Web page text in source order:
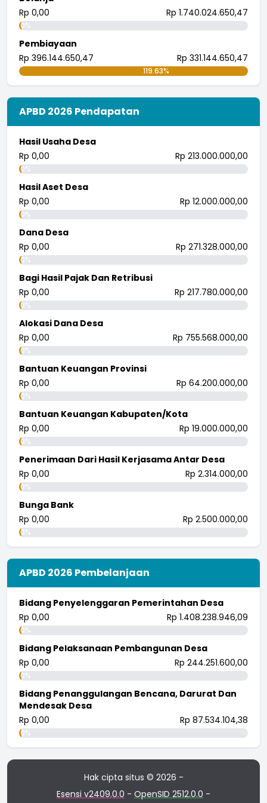
Rp 0,00
Rp 1.740.024.650,47
0%
Pembiayaan
Rp 396.144.650,47
Rp 331.144.650,47
119.63%
APBD 2026 Pendapatan
Hasil Usaha Desa
Rp 0,00
Rp 213.000.000,00
0%
Hasil Aset Desa
Rp 0,00
Rp 12.000.000,00
0%
Dana Desa
Rp 0,00
Rp 271.328.000,00
0%
Bagi Hasil Pajak Dan Retribusi
Rp 0,00
Rp 217.780.000,00
0%
Alokasi Dana Desa
Rp 0,00
Rp 755.568.000,00
0%
Bantuan Keuangan Provinsi
Rp 0,00
Rp 64.200.000,00
0%
Bantuan Keuangan Kabupaten/Kota
Rp 0,00
Rp 19.000.000,00
0%
Penerimaan Dari Hasil Kerjasama Antar Desa
Rp 0,00
Rp 2.314.000,00
0%
Bunga Bank
Rp 0,00
Rp 2.500.000,00
0%
APBD 2026 Pembelanjaan
Bidang Penyelenggaran Pemerintahan Desa
Rp 0,00
Rp 1.408.238.946,09
0%
Bidang Pelaksanaan Pembangunan Desa
Rp 0,00
Rp 244.251.600,00
0%
Bidang Penanggulangan Bencana, Darurat Dan
Mendesak Desa
Rp 0,00
Rp 87.534.104,38
0%
Hak cipta situs © 2026 -
Esensi v2409.0.0 - OpenSID 2512.0.0 -